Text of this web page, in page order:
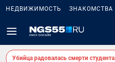
НЕДВИЖИМОСТЬ ЗНАКОМСТВА
Убийца радовалась смерти студента